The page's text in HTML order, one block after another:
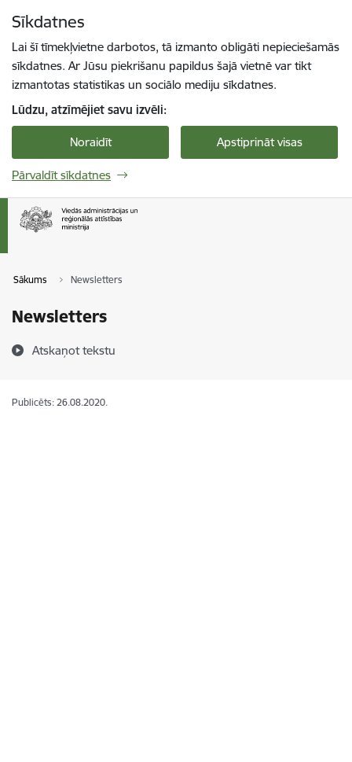
Sīkdatnes
Lai šī tīmekļvietne darbotos, tā izmanto obligāti nepieciešamās
sīkdatnes. Ar Jūsu piekrišanu papildus šajā vietnē var tikt
izmantotas statistikas un sociālo mediju sīkdatnes.
Lūdzu, atzīmējiet savu izvēli:
Noraidīt Apstiprināt visas
Pārvaldīt sīkdatnes
Sākums Newsletters
Newsletters
Atskaņot tekstu
Publicēts: 26.08.2020.